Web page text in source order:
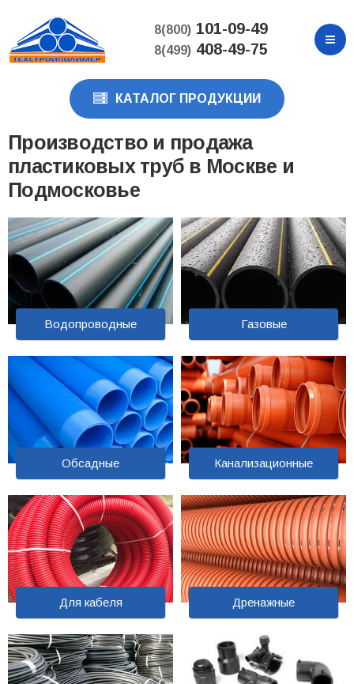
основному
содержанию
8(800)101-09-49
8(499)408-49-75
КАТАЛОГ ПРОДУКЦИИ
Производство и продажа
пластиковых труб в Москве и
Подмосковье
Водопроводные Газовые
Обсадные Канализационные
Для кабеля Дренажные